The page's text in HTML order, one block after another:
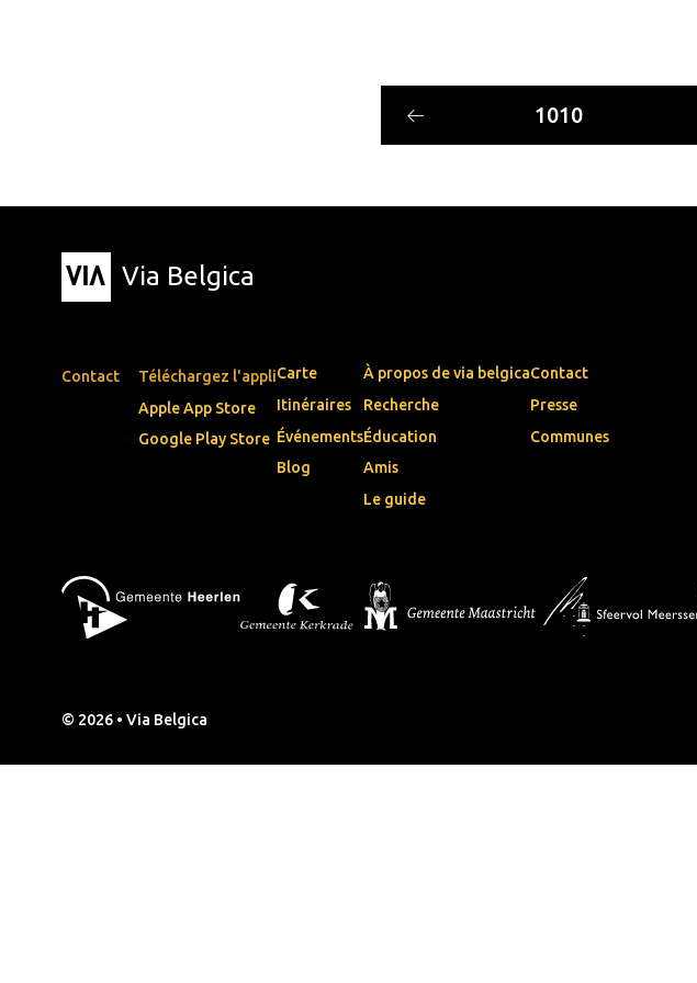
1010
Via Belgica
Contact
Téléchargez l'appli
Apple App Store
Google Play Store
Carte
Itinéraires
Événements
Blog
À propos de via belgica
Recherche
Éducation
Amis
Le guide
Contact
Presse
Communes
© 2026 • Via Belgica